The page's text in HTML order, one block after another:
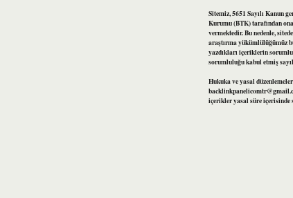
Sitemiz, 5651 Sayılı Kanun
Kurumu (BTK) tarafından
vermektedir. Bu nedenle,
araştırma yükümlülüğümüz
yazdıkları içeriklerin
sorumluluğu kabul etmiş
Hukuka ve yasal
içerikler yasal süre içerisinde